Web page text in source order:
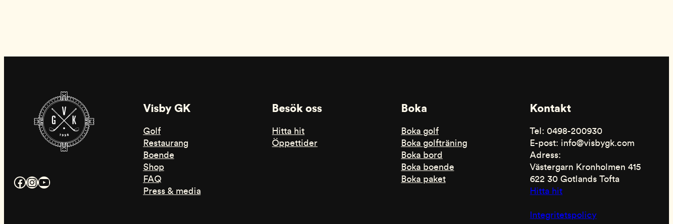
Facebook InstagramYouTube
Visby GK
Golf
Restaurang
Boende
Shop
FAQ
Press & media
Besök oss
Hitta hit
Öppettider
Boka
Boka golf
Boka golfträning
Boka bord
Boka boende
Boka paket
Kontakt
Tel: 0498-200930
E-post: info@visbygk.com
Adress:
Västergarn Kronholmen 415
622 30 Gotlands Tofta
Hitta hit
Integritetspolicy